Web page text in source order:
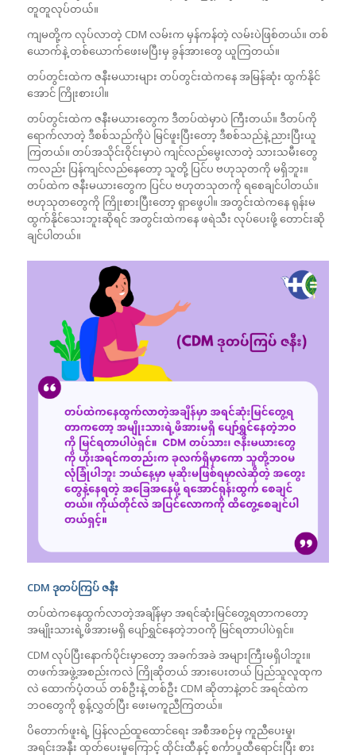
တူတူလုပ်တယ်။
ကျမတို့က လုပ်လာတဲ့ CDM လမ်းက မှန်ကန်တဲ့ လမ်းပဲဖြစ်တယ်။ တစ်
ယောက်နဲ့ တစ်ယောက်ဖေးမပြီးမှ ခွန်အားတွေ ယူကြတယ်။
တပ်တွင်းထဲက ဇနီးမယားများ တပ်တွင်းထဲကနေ အမြန်ဆုံး ထွက်နိုင်
အောင် ကြိုးစားပါ။
တပ်တွင်းထဲက ဇနီးမယားတွေက ဒီတပ်ထဲမှာပဲ ကြီးတယ်။ ဒီတပ်ကို
ရောက်လာတဲ့ ဒီစစ်သည်ကိုပဲ မြင်ဖူးပြီးတော့ ဒီစစ်သည်နဲ့ ညားပြီးယူ
ကြတယ်။ တပ်အသိုင်းဝိုင်းမှာပဲ ကျင်လည်မွေးလာတဲ့ သားသမီးတွေ
ကလည်း ပြန်ကျင်လည်နေတော့ သူတို့ ပြင်ပ ဗဟုသုတကို မရှိဘူး။
တပ်ထဲက ဇနီးမယားတွေက ပြင်ပ ဗဟုတသုတကို ရစေချင်ပါတယ်။
ဗဟုသုတတွေကို ကြိုးစားပြီးတော့ ရှာဖွေပါ။ အတွင်းထဲကနေ ရုန်းမ
ထွက်နိုင်သေးဘူးဆိုရင် အတွင်းထဲကနေ ဖရဲသီး လုပ်ပေးဖို့ တောင်းဆို
ချင်ပါတယ်။
CDM ဒုတပ်ကြပ် ဇနီး
တပ်ထဲကနေထွက်လာတဲ့အချိန်မှာ အရင်ဆုံးမြင်တွေ့ရတာကတော့
အမျိုးသားရဲ့ဖိအားမရှိ ပျော်ရွှင်နေတဲ့ဘဝကို မြင်ရတာပါပဲရှင်။
CDM လုပ်ပြီးနောက်ပိုင်းမှာတော့ အခက်အခဲ အများကြီးမရှိပါဘူး။
တဖက်အဖွဲ့အစည်းကလဲ ကြိုဆိုတယ် အားပေးတယ် ပြည်သူလူထုက
လဲ ထောက်ပံ့တယ် တစ်ဦးနဲ့ တစ်ဦး CDM ဆိုတာနဲ့တင် အရင်ထဲက
ဘဝတွေကို စွန့်လွှတ်ပြီး ဖေးမကူညီကြတယ်။
ပိတောက်ဖူးရဲ့ ပြန်လည်ထူထောင်ရေး အစီအစဉ်မှ ကူညီပေးမှု၊
အရင်းအနှီး ထုတ်ပေးမှုကြောင့် ထိုင်းထီနှင့် စင်္ကာပူထီရောင်းပြီး စား